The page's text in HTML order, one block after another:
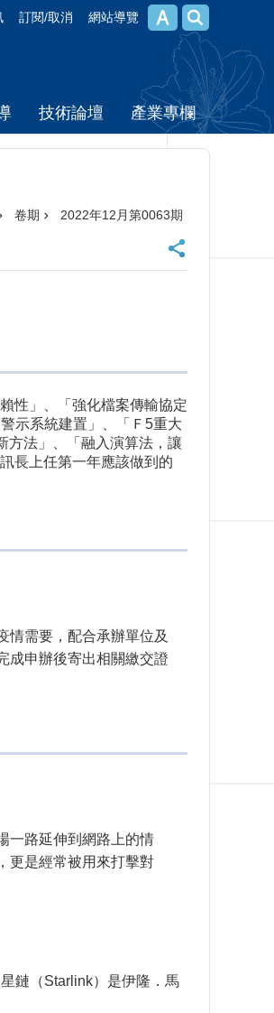
訂閱/取消 網站導覽
技術論壇 產業專欄
卷期 2022年12月第0063期
性」、「強化檔案傳輸協定
示系統建置」、「Ｆ5重大
方法」、「融入演算法，讓
長上任第一年應該做到的
情需要，配合承辦單位及
成申辦後寄出相關繳交證
一路延伸到網路上的情
更是經常被用來打擊對
鏈（Starlink）是伊隆．馬